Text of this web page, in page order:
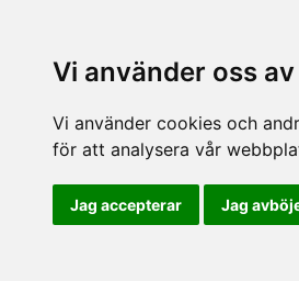
Vi använder oss
Vi använder cookies och
för att analysera vår
Jag accepterar Jag